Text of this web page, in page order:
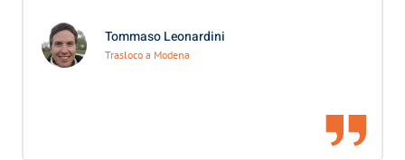
Tommaso Leonardini
Trasloco a Modena